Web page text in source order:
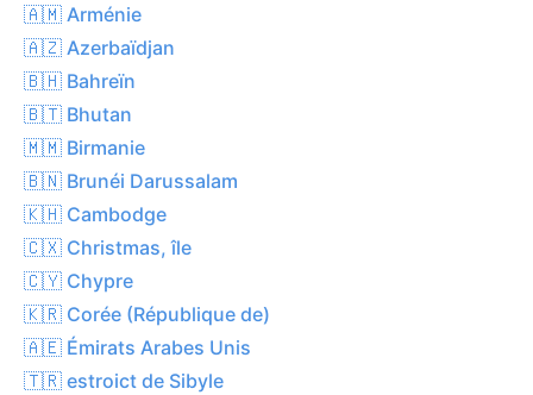
🇦🇲 Arménie
🇦🇿 Azerbaïdjan
🇧🇭 Bahreïn
🇧🇹 Bhutan
🇲🇲 Birmanie
🇧🇳 Brunéi Darussalam
🇰🇭 Cambodge
🇨🇽 Christmas, île
🇨🇾 Chypre
🇰🇷 Corée (République de)
🇦🇪 Émirats Arabes Unis
🇹🇷 estroict de Sibyle